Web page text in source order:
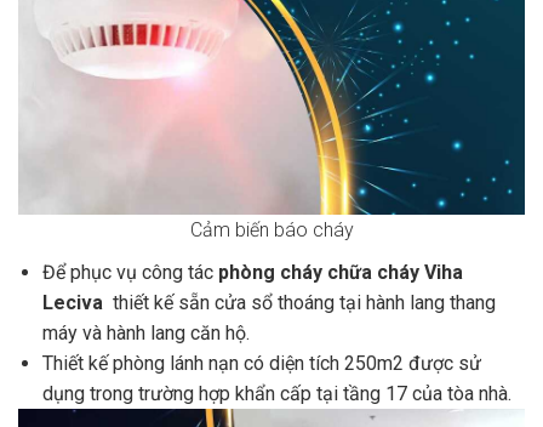
Cảm biến báo cháy
Để phục vụ công tác phòng cháy chữa cháy Viha
Leciva thiết kế sẵn cửa sổ thoáng tại hành lang thang
máy và hành lang căn hộ.
Thiết kế phòng lánh nạn có diện tích 250m2 được sử
dụng trong trường hợp khẩn cấp tại tầng 17 của tòa nhà.